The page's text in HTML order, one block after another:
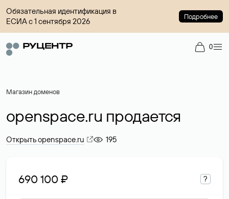
Обязательная идентификация в
ЕСИА с 1 сентября 2026
Подробнее
0
Магазин доменов
openspace.ru продается
Открыть openspace.ru 195
690 100 ₽ ?